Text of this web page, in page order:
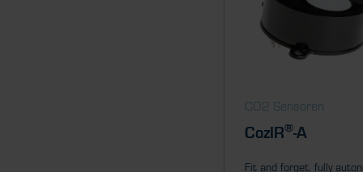
CO2 Sensoren
CozIR®-A
Fit and forget, fully